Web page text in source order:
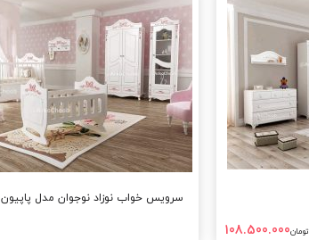
تومان108.500.000
سرویس خواب نوزاد نوجوان مدل پاپیون